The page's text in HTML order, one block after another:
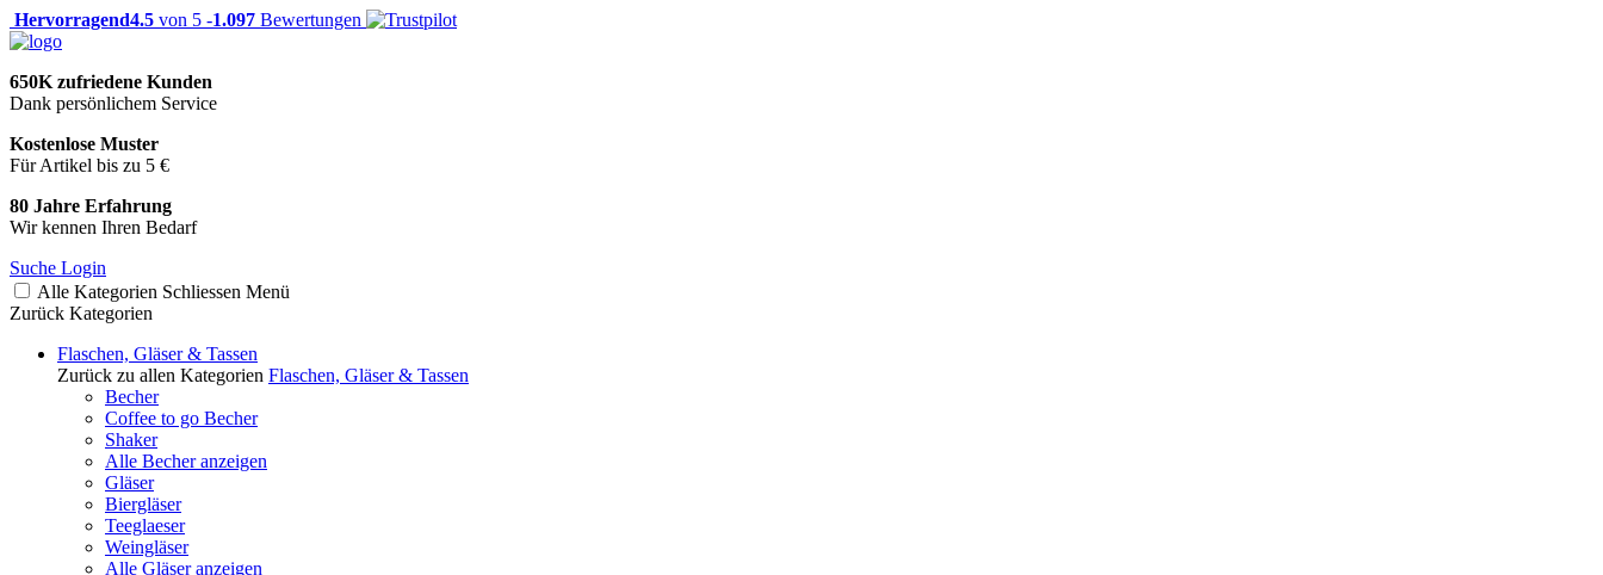
Hervorragend4.5 von 5 -1.097 Bewertungen
650K zufriedene Kunden
Dank persönlichem Service
Kostenlose Muster
Für Artikel bis zu 5 €
80 Jahre Erfahrung
Wir kennen Ihren Bedarf
Suche Login
Alle Kategorien Schliessen Menü
Zurück Kategorien
Flaschen, Gläser & Tassen
Zurück zu allen Kategorien Flaschen, Gläser & Tassen
Becher
Coffee to go Becher
Shaker
Alle Becher anzeigen
Gläser
Biergläser
Teeglaeser
Weingläser
Alle Gläser anzeigen